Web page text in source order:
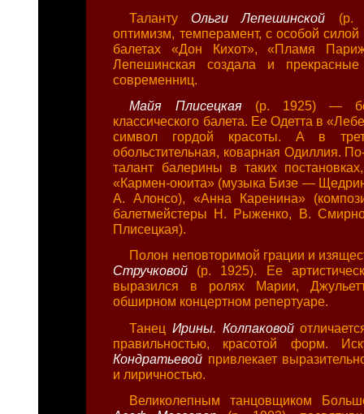
ТалантуОльги Лепешинской (р.
оптимизм, темперамент, с особой
балетах «Дон Кихот», «Пламя
Лепешинская создала и
современниц.
Майя Плисецкая (р. 1925) —
классического балета. Ее Одетта в
символ гордой красоты. А в
обольстительная, коварная Одиллия.
талант балерины в таких
«Кармен-оюита» (музыка Бизе —
А. Алонсо), «Анна Каренина»
балетмейстеры Н. Рыженко, В.
Плисецкая).
Полон неповторимой грации и
Стручковой (р. 1925). Ее
выразился в ролях Марии,
обширном концертном репертуаре.
Танец Ирины. Колпаковой
правильностью, красотой форм.
Кондратьевой привлекает
и лиричностью.
Великолепным танцовщиком